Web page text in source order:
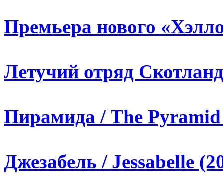
Премьера нового
Летучий отряд
Пирамида / The Pyramid
Джезабель / Jessabelle